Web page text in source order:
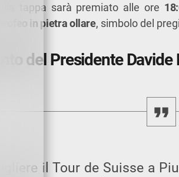
tappa sarà premiato alle ore
trofeo in pietra ollare, simbolo del
del Presidente
il Tour de Suisse a